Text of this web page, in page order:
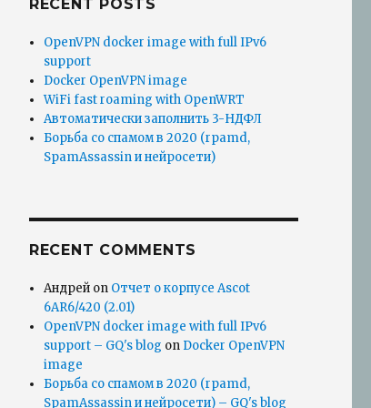
RECENT POSTS
OpenVPN docker image with full IPv6
support
Docker OpenVPN image
WiFi fast roaming with OpenWRT
Автоматически заполнить 3-НДФЛ
Борьба со спамом в 2020 (rpamd,
SpamAssassin и нейросети)
RECENT COMMENTS
Андрей on Отчет о корпусе Ascot
6AR6/420 (2.01)
OpenVPN docker image with full IPv6
support – GQ's blog on Docker OpenVPN
image
Борьба со спамом в 2020 (rpamd,
SpamAssassin и нейросети) – GQ's blog